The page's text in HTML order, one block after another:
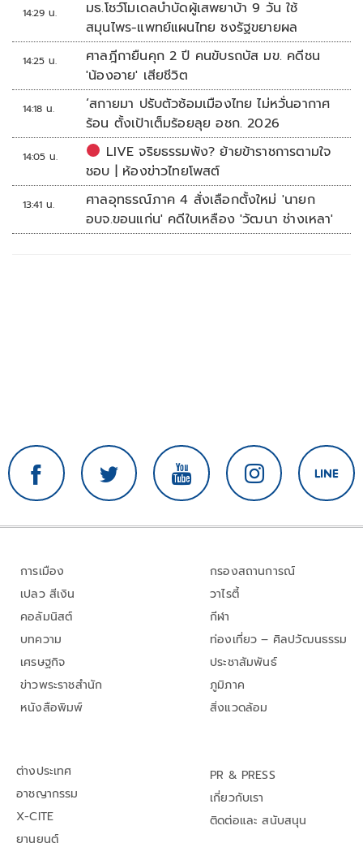
14:29 น.
มธ.โชว์โมเดลบำบัดผู้เสพยาบ้า 9 วัน ใช้
สมุนไพร-แพทย์แผนไทย ชงรัฐขยายผล
14:25 น.
ศาลฎีกายืนคุก 2 ปี คนขับรถบัส มข. คดีชน
'น้องอาย' เสียชีวิต
14:18 น.
‘สกายมา ปรับตัวซ้อมเมืองไทย ไม่หวั่นอากาศ
ร้อน ตั้งเป้าเต็มร้อยลุย อชก. 2026
14:05 น.
LIVE จริยธรรมพัง? ย้ายข้าราชการตามใจ
ชอบ | ห้องข่าวไทยโพสต์
13:41 น.
ศาลอุทธรณ์ภาค 4 สั่งเลือกตั้งใหม่ 'นายก
อบจ.ขอนแก่น' คดีใบเหลือง 'วัฒนา ช่างเหลา'
การเมือง
เปลว สีเงิน
คอลัมนิสต์
บทความ
เศรษฐกิจ
ข่าวพระราชสำนัก
หนังสือพิมพ์
กรองสถานการณ์
วาไรตี้
กีฬา
ท่องเที่ยว – ศิลปวัฒนธรรม
ประชาสัมพันธ์
ภูมิภาค
สิ่งแวดล้อม
ต่างประเทศ
อาชญากรรม
X-CITE
ยานยนต์
PR & PRESS
เกี่ยวกับเรา
ติดต่อและ สนับสนุน